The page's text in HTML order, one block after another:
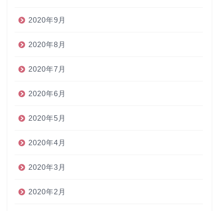
2020年9月
2020年8月
2020年7月
2020年6月
2020年5月
2020年4月
2020年3月
2020年2月